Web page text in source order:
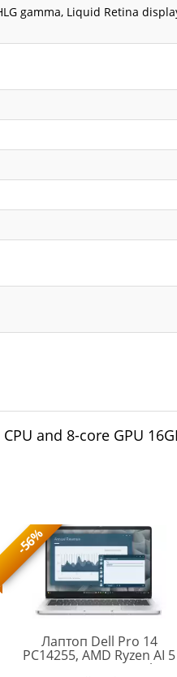
gamma, Liquid Retina
and 8-core GPU
-56%
Лаптоп Dell Pro 14
PC14255, AMD Ryzen AI 5
PRO 340 (22 MB cache,